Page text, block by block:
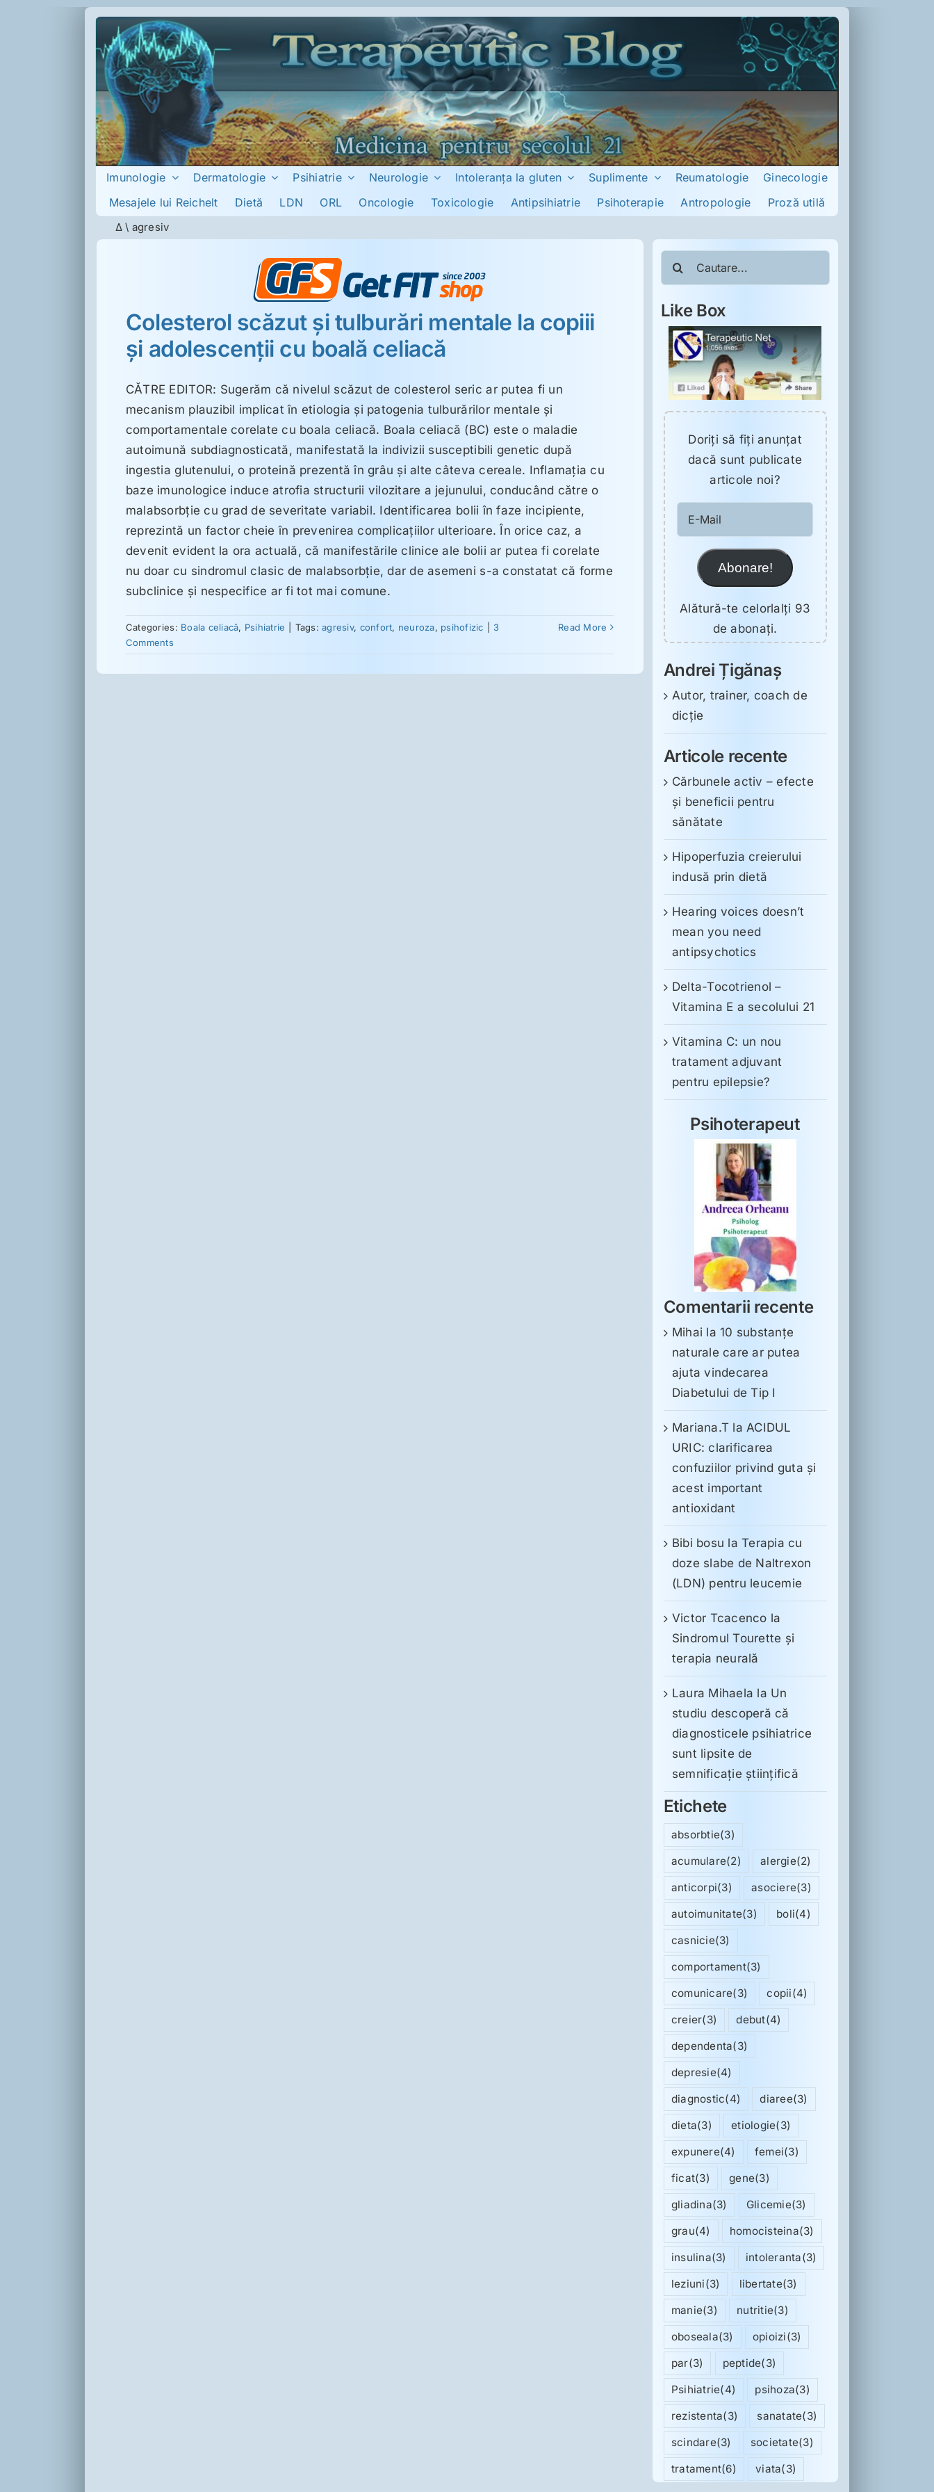
Imunologie Dermatologie Psihiatrie Neurologie Intoleranţa la gluten Suplimente Reumatologie
Ginecologie
Mesajele lui Reichelt
Dietă LDN ORL Oncologie Toxicologie Antipsihiatrie Psihoterapie Antropologie Proză utilă
Δ \ agresiv
Colesterol scăzut şi tulburări mentale la copiii
şi adolescenţii cu boală celiacă
CĂTRE EDITOR: Sugerăm că nivelul scăzut de colesterol seric ar putea fi un
mecanism plauzibil implicat în etiologia şi patogenia tulburărilor mentale şi
comportamentale corelate cu boala celiacă. Boala celiacă (BC) este o maladie
autoimună subdiagnosticată, manifestată la indivizii susceptibili genetic după
ingestia glutenului, o proteină prezentă în grâu şi alte câteva cereale. Inflamaţia cu
baze imunologice induce atrofia structurii vilozitare a jejunului, conducând către o
malabsorbţie cu grad de severitate variabil. Identificarea bolii în faze incipiente,
reprezintă un factor cheie în prevenirea complicaţiilor ulterioare. În orice caz, a
devenit evident la ora actuală, că manifestările clinice ale bolii ar putea fi corelate
nu doar cu sindromul clasic de malabsorbţie, dar de asemeni s-a constatat că forme
subclinice şi nespecifice ar fi tot mai comune.
Categories: Boala celiacă, Psihiatrie Tags:agresiv, confort, neuroza, psihofizic
3
Comments
Read More
Like Box
Doriţi să fiţi anunţat
dacă sunt publicate
articole noi?
Mail
Abonare!
Alătură-te celorlalți 93
de abonați.
Andrei Țigănaș
Autor, trainer, coach de
dicție
Articole recente
Cărbunele activ – efecte
și beneficii pentru
sănătate
Hipoperfuzia creierului
indusă prin dietă
Hearing voices doesn’t
mean you need
antipsychotics
Delta-Tocotrienol –
Vitamina E a secolului 21
Vitamina C: un nou
tratament adjuvant
pentru epilepsie?
Psihoterapeut
Comentarii recente
Mihai la10 substanţe
naturale care ar putea
ajuta vindecarea
Diabetului de Tip I
Mariana.T la ACIDUL
URIC: clarificarea
confuziilor privind guta și
acest important
antioxidant
Bibi bosu laTerapia cu
doze slabe de Naltrexon
(LDN) pentru leucemie
Victor Tcacenco la
Sindromul Tourette şi
terapia neurală
Laura Mihaela la Un
studiu descoperă că
diagnosticele psihiatrice
sunt lipsite de
semnificație științifică
Etichete
absorbtie(3)
acumulare(2) alergie(2)
anticorpi(3) asociere(3)
autoimunitate(3) boli(4)
casnicie(3)
comportament(3)
comunicare(3) copii(4)
creier(3) debut(4)
dependenta(3)
depresie(4)
diagnostic(4) diaree(3)
dieta(3) etiologie(3)
expunere(4) femei(3)
ficat(3) gene(3)
gliadina(3) Glicemie(3)
grau(4) homocisteina(3)
insulina(3) intoleranta(3)
leziuni(3) libertate(3)
manie(3) nutritie(3)
oboseala(3) opioizi(3)
par(3) peptide(3)
Psihiatrie(4) psihoza(3)
rezistenta(3) sanatate(3)
scindare(3) societate(3)
tratament(6) viata(3)